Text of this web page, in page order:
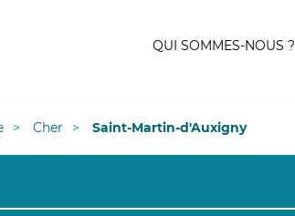
QUI SOMMES-NOUS ?
Cher Saint-Martin-d'Auxigny